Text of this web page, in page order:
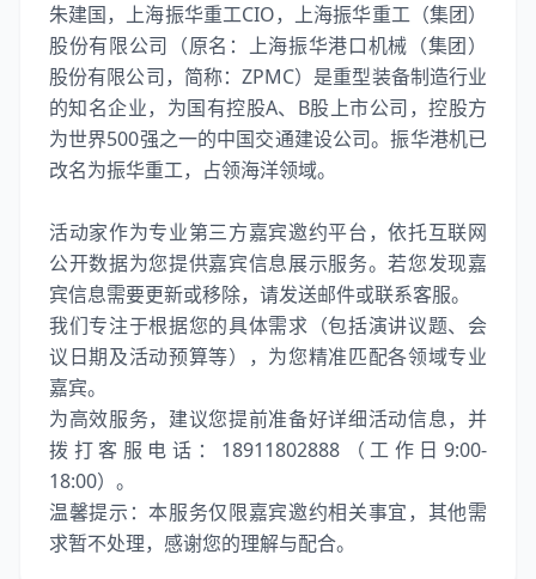
朱建国，上海振华重工CIO，上海振华重工（集团）
股份有限公司（原名：上海振华港口机械（集团）
股份有限公司，简称：ZPMC）是重型装备制造行业
的知名企业，为国有控股A、B股上市公司，控股方
为世界500强之一的中国交通建设公司。振华港机已
改名为振华重工，占领海洋领域。
活动家作为专业第三方嘉宾邀约平台，依托互联网
公开数据为您提供嘉宾信息展示服务。若您发现嘉
宾信息需要更新或移除，请发送邮件或联系客服。
我们专注于根据您的具体需求（包括演讲议题、会
议日期及活动预算等），为您精准匹配各领域专业
嘉宾。
为高效服务，建议您提前准备好详细活动信息，并
拨打客服电话：18911802888（工作日9:00-
18:00）。
温馨提示：本服务仅限嘉宾邀约相关事宜，其他需
求暂不处理，感谢您的理解与配合。